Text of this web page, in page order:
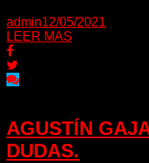
admin12/05/2021
LEER MAS
AGUSTÍN
DUDAS.